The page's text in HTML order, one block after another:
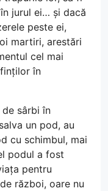
jurul ei… și dacă
peste ei,
martiri, arestări
cel mai
în
sârbi în
un pod, au
cu schimbul, mai
podul a fost
pentru
război, oare nu